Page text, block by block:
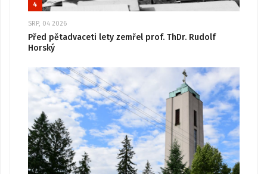
4
SRP, 04 2026
Před pětadvaceti lety zemřel prof. ThDr. Rudolf
Horský